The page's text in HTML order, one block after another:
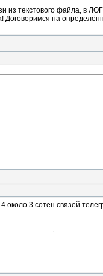
из текстового файла, в
Договоримся на
около 3 сотен связей